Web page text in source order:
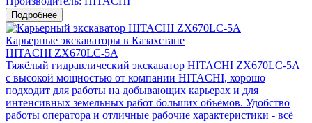
Подробнее
Карьерные экскаваторы в Казахстане
HITACHI ZX670LC-5A
Тяжёлый гидравлический экскаватор HITACHI ZX670LC-5A
с высокой мощностью от компании HITACHI, хорошо
подходит для работы на добывающих карьерах и для
интенсивных земельных работ больших объёмов. Удобство
работы оператора и отличные рабочие характеристики - всё